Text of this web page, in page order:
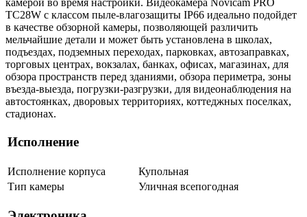
TC28W с классом пыле-влагозащиты IP66 идеально подойдет
в качестве обзорной камеры, позволяющей различить
мельчайшие детали и может быть установлена в школах,
подъездах, подземных переходах, парковках, автозаправках,
торговых центрах, вокзалах, банках, офисах, магазинах, для
обзора пространств перед зданиями, обзора периметра, зоны
въезда-выезда, погрузки-разгрузки, для видеонаблюдения на
автостоянках, дворовых территориях, коттеджных поселках,
стадионах.
Исполнение
Исполнение корпуса
Купольная
Тип камеры
Уличная всепогодная